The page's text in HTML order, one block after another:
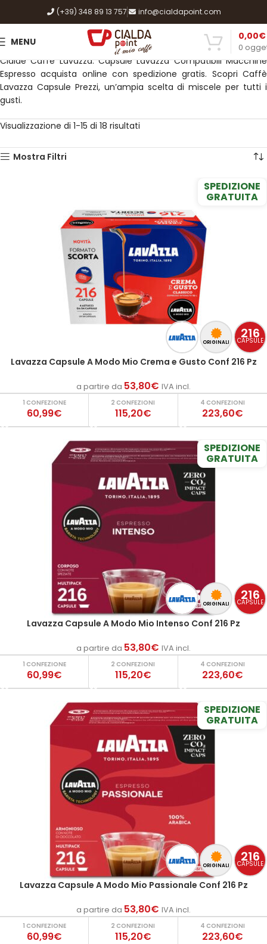
(+39) 348 89 13 757 info@cialdapoint.com
MENU 0
0,00€
Cialde Caffè Lavazza. Capsule Lavazza Compatibili Macchine
Espresso acquista online con spedizione gratis. Scopri Caffè
Lavazza Capsule Prezzi, un’ampia scelta di miscele per tutti i
gusti.
Visualizzazione di 1-15 di 18 risultati
Mostra Filtri
216
CAPSULE
ORIGINALI
SPEDIZIONE
GRATUITA
Lavazza Capsule A Modo Mio Crema e Gusto Conf 216 Pz
a partire da 53,80€ IVA incl.
1 CONFEZIONE
60,99€
2 CONFEZIONI
115,20€
4 CONFEZIONI
223,60€
216
CAPSULE
ORIGINALI
SPEDIZIONE
GRATUITA
Lavazza Capsule A Modo Mio Intenso Conf 216 Pz
a partire da 53,80€ IVA incl.
1 CONFEZIONE
60,99€
2 CONFEZIONI
115,20€
4 CONFEZIONI
223,60€
216
CAPSULE
ORIGINALI
SPEDIZIONE
GRATUITA
Lavazza Capsule A Modo Mio Passionale Conf 216 Pz
a partire da 53,80€ IVA incl.
1 CONFEZIONE
60,99€
2 CONFEZIONI
115,20€
4 CONFEZIONI
223,60€